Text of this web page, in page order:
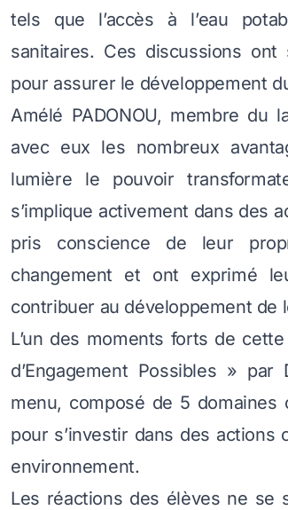
tels que l’accès à l’eau
sanitaires. Ces discussions
pour assurer le développement
Amélé PADONOU, membre du
avec eux les nombreux
lumière le pouvoir
s’implique activement dans des
pris conscience de leur
changement et ont exprimé
contribuer au développement de
L’un des moments forts de
d’Engagement Possibles » par
menu, composé de 5
pour s’investir dans des
environnement.
Les réactions des élèves ne se